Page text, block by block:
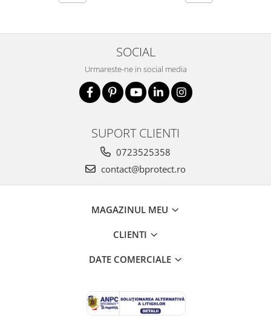
Fierastraie si circulare electrice
Masini de amestecat si vopsit
Masini de slefuit si rindeluit
Masini multifunctionale
Polizoare unghiulare
Scule electrice de banc
Suflante aer cald si aspiratoare
SOCIAL
Urmareste-ne in social media
SUPORT CLIENTI
0723525358
contact@bprotect.ro
MAGAZINUL MEU
CLIENTI
DATE COMERCIALE